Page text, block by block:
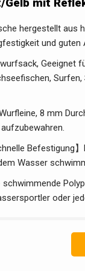
hergestellt aus
und guten
Geeignet
8 mm
Befestigung
Wasser
oder